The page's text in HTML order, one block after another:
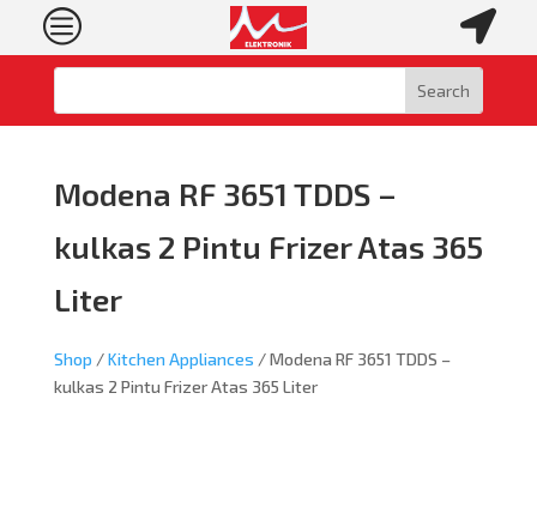
c 
Modena RF 3651 TDDS –
kulkas 2 Pintu Frizer Atas 365
Liter
Shop /Kitchen Appliances / Modena RF 3651 TDDS –
kulkas 2 Pintu Frizer Atas 365 Liter